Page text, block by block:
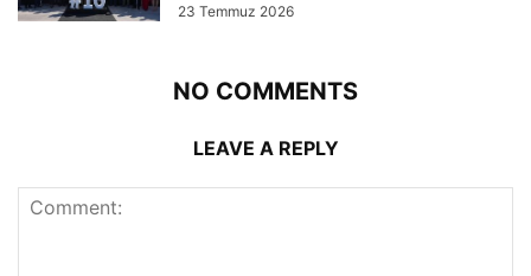
23 Temmuz 2026
NO COMMENTS
LEAVE A REPLY